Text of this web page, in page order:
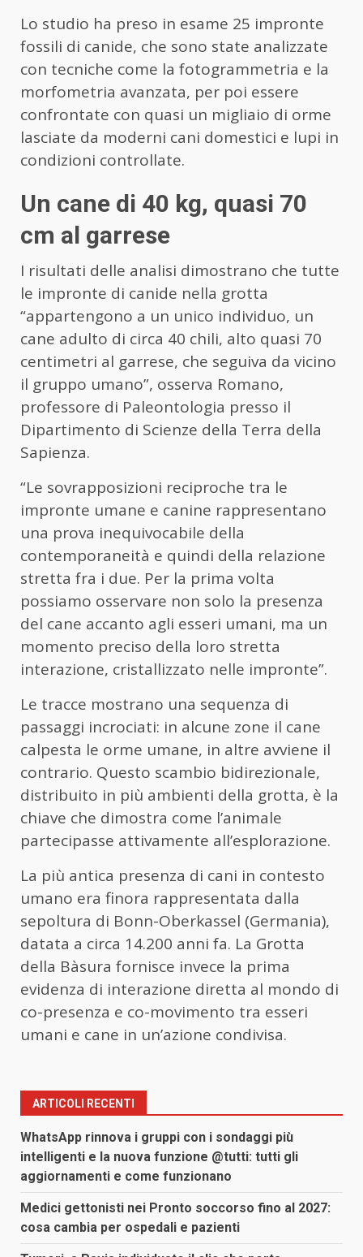
Lo studio ha preso in esame 25 impronte
fossili di canide, che sono state analizzate
con tecniche come la fotogrammetria e la
morfometria avanzata, per poi essere
confrontate con quasi un migliaio di orme
lasciate da moderni cani domestici e lupi in
condizioni controllate.
Un cane di 40 kg, quasi 70
cm al garrese
I risultati delle analisi dimostrano che tutte
le impronte di canide nella grotta
“appartengono a un unico individuo, un
cane adulto di circa 40 chili, alto quasi 70
centimetri al garrese, che seguiva da vicino
il gruppo umano”, osserva Romano,
professore di Paleontologia presso il
Dipartimento di Scienze della Terra della
Sapienza.
“Le sovrapposizioni reciproche tra le
impronte umane e canine rappresentano
una prova inequivocabile della
contemporaneità e quindi della relazione
stretta fra i due. Per la prima volta
possiamo osservare non solo la presenza
del cane accanto agli esseri umani, ma un
momento preciso della loro stretta
interazione, cristallizzato nelle impronte”.
Le tracce mostrano una sequenza di
passaggi incrociati: in alcune zone il cane
calpesta le orme umane, in altre avviene il
contrario. Questo scambio bidirezionale,
distribuito in più ambienti della grotta, è la
chiave che dimostra come l’animale
partecipasse attivamente all’esplorazione.
La più antica presenza di cani in contesto
umano era finora rappresentata dalla
sepoltura di Bonn-Oberkassel (Germania),
datata a circa 14.200 anni fa. La Grotta
della Bàsura fornisce invece la prima
evidenza di interazione diretta al mondo di
co-presenza e co-movimento tra esseri
umani e cane in un’azione condivisa.
ARTICOLI RECENTI
WhatsApp rinnova i gruppi con i sondaggi più
intelligenti e la nuova funzione @tutti: tutti gli
aggiornamenti e come funzionano
Medici gettonisti nei Pronto soccorso fino al 2027:
cosa cambia per ospedali e pazienti